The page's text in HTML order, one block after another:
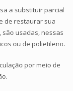
a substituir parcial
de restaurar sua
usadas, nessas
ou de polietileno.
por meio de